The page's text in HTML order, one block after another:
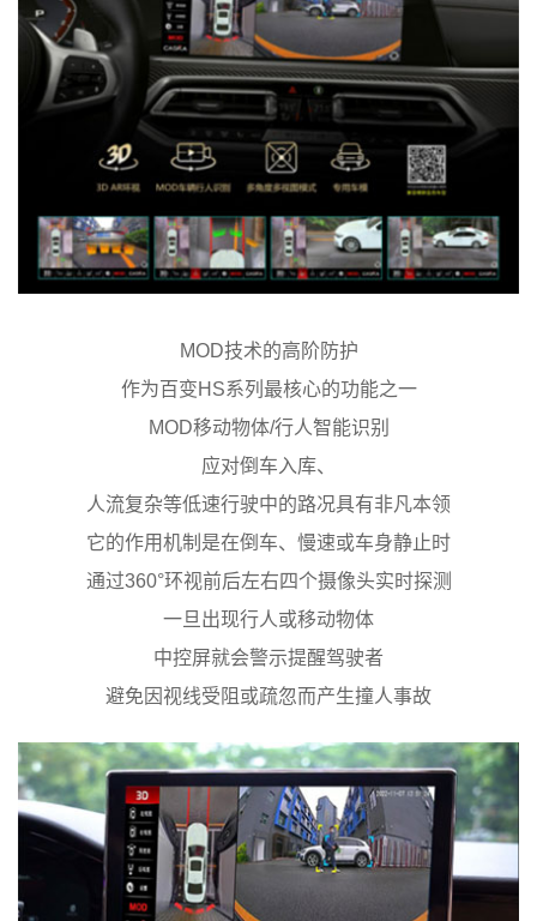
MOD技术的高阶防护
作为百变HS系列最核心的功能之一
MOD移动物体/行人智能识别
应对倒车入库、
人流复杂等低速行驶中的路况具有非凡本领
它的作用机制是在倒车、慢速或车身静止时
通过360°环视前后左右四个摄像头实时探测
一旦出现行人或移动物体
中控屏就会警示提醒驾驶者
避免因视线受阻或疏忽而产生撞人事故